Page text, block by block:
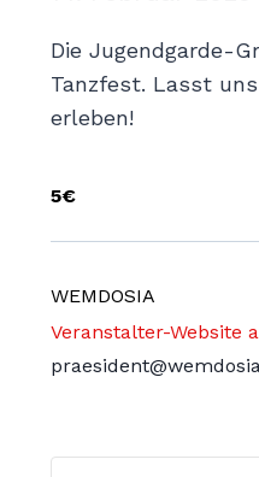
Die Jugendgarde-
Tanzfest. Lasst
erleben!
5€
WEMDOSIA
Veranstalter-Website